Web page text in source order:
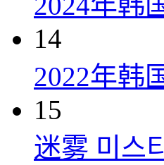
14
2022年韩
15
迷雾 미스